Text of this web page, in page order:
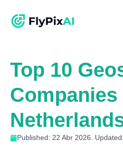
Top 10
Companies
Published: 22 Abr 2026.